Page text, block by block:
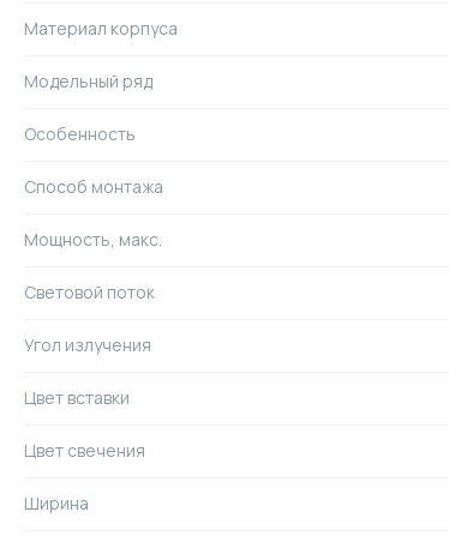
Материал корпуса
Модельный ряд
Особенность
Способ монтажа
Мощность, макс.
Световой поток
Угол излучения
Цвет вставки
Цвет свечения
Ширина